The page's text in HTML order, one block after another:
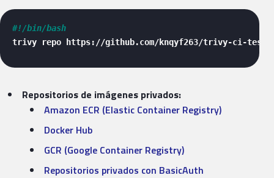
#!/bin/bash
trivy repo https://github.com/knqyf263/trivy-ci-test
Repositorios de imágenes privados:
Amazon ECR (Elastic Container Registry)
Docker Hub
GCR (Google Container Registry)
Repositorios privados con BasicAuth